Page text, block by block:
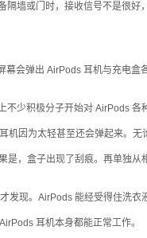
墙或门时，接收信号不是很好
会弹出 AirPods 耳机与充电盒
少积极分子开始对 AirPods 各
因为太轻甚至还会弹起来。无
，盒子出现了刮痕。再单独
现。AirPods 能经受得住洗衣
耳机本身都能正常工作。